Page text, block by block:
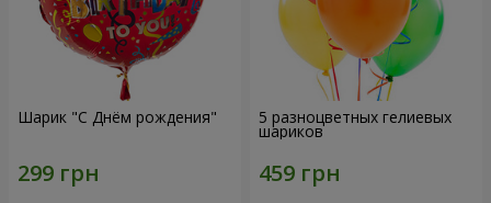
Шарик "С Днём рождения" 5 разноцветных гелиевых
шариков